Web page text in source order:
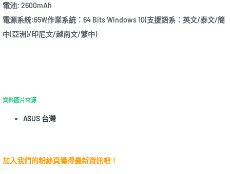
電池: 2600mAh
電源系統:65W作業系統：64 Bits Windows 10(支援語系：英文/泰文/簡
中(亞洲)/印尼文/越南文/繁中)
資料圖片來源
ASUS 台灣
加入我們的粉絲頁獲得最新資訊吧！